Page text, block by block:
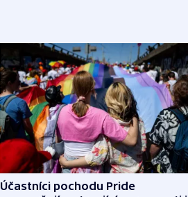
Účastníci pochodu Pride